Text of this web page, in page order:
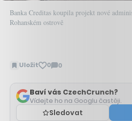
Banka Creditas koupila projekt nové
Rohanském ostrově
Uložit 0 0
Zobrazit
Baví vás CzechCrunch?
Vídejte ho na Googlu častěji.
Sledovat